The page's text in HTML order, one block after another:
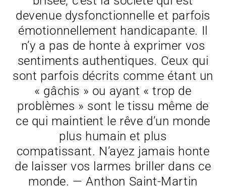
devenue dysfonctionnelle et parfois
émotionnellement handicapante. Il
n’y a pas de honte à exprimer vos
sentiments authentiques. Ceux qui
sont parfois décrits comme étant un
« gâchis » ou ayant « trop de
problèmes » sont le tissu même de
ce qui maintient le rêve d’un monde
plus humain et plus
compatissant. N’ayez jamais honte
de laisser vos larmes briller dans ce
monde. — Anthon Saint-Martin